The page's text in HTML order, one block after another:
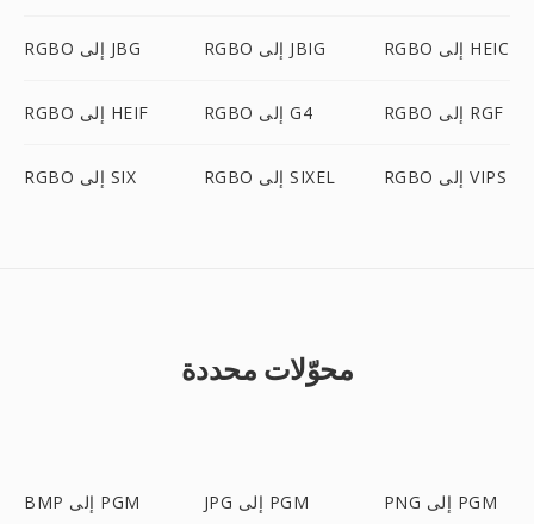
RGBO إلى JBG RGBO إلى JBIG RGBO إلى HEIC
RGBO إلى HEIF RGBO إلى G4 RGBO إلى RGF
RGBO إلى SIX RGBO إلى SIXEL RGBO إلى VIPS
محوّلات محددة
BMP إلى PGM JPG إلى PGM PNG إلى PGM